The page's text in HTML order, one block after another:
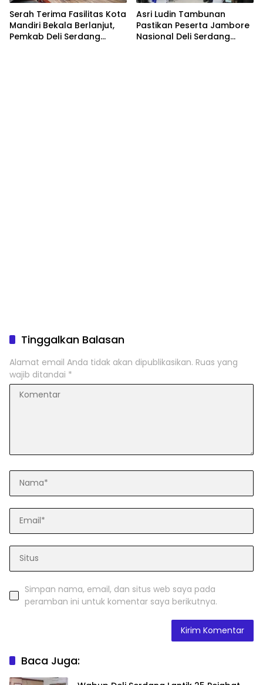
Serah Terima Fasilitas Kota
Mandiri Bekala Berlanjut,
Pemkab Deli Serdang
Asri Ludin Tambunan
Pastikan Peserta Jambore
Nasional Deli Serdang
Tinggalkan Balasan
Alamat email Anda tidak akan dipublikasikan. Ruas yang
wajib ditandai *
Simpan nama, email, dan situs web saya pada
peramban ini untuk komentar saya berikutnya.
Baca Juga: